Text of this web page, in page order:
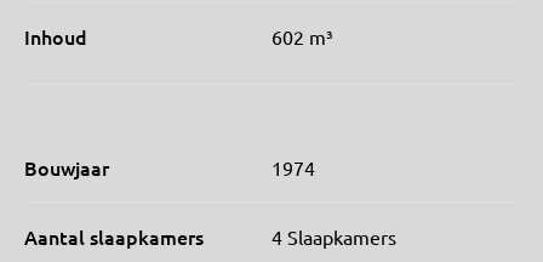
Inhoud 602 m³
Bouwjaar 1974
Aantal slaapkamers 4 Slaapkamers